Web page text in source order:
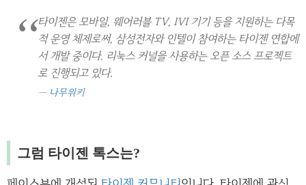
타이젠은 모바일, 웨어러블 TV, IVI 기기 등을 지원하는 다목
적 운영 체제로써, 삼성전자와 인텔이 참여하는 타이젠 연합에
서 개발 중이다. 리눅스 커널을 사용하는 오픈 소스 프로젝트
로 진행되고 있다.
나무위키
그럼 타이젠 톡스는?